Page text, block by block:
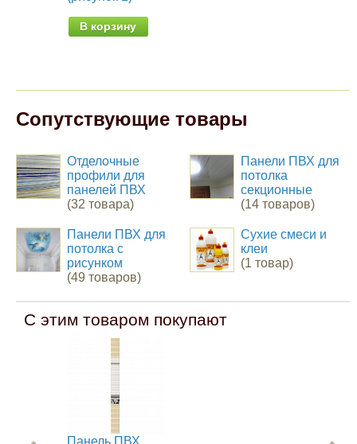
В корзину
Сопутствующие товары
Отделочные
профили для
панелей ПВХ
(32 товара)
Панели ПВХ для
потолка
секционные
(14 товаров)
Панели ПВХ для
потолка с
рисунком
(49 товаров)
Сухие смеси и
клеи
(1 товар)
С этим товаром покупают
Панель ПВХ